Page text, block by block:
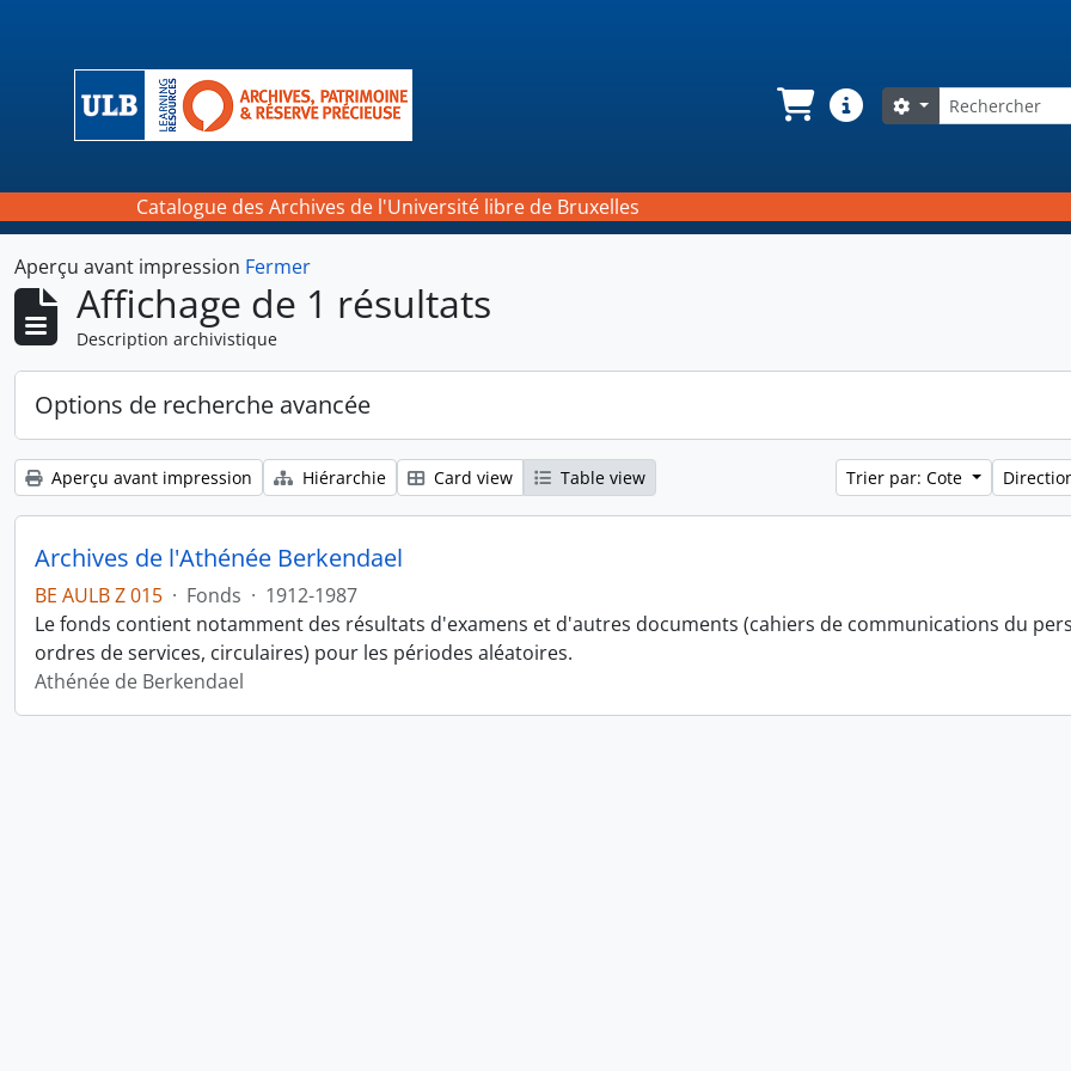
Panier Liens rapidesRechercher
Search options
Catalogue des Archives de l'Université libre de Bruxelles
Aperçu avant impression Fermer
Affichage de 1 résultats
Description archivistique
Options de recherche avancée
Aperçu avant impression Hiérarchie Card view Table view Trier par: Cote
Archives de l'Athénée Berkendael
BE AULB Z 015 · Fonds · 1912-1987
Le fonds contient notamment des résultats d'examens et d'autres documents (cahiers de communications du
ordres de services, circulaires) pour les périodes aléatoires.
Athénée de Berkendael